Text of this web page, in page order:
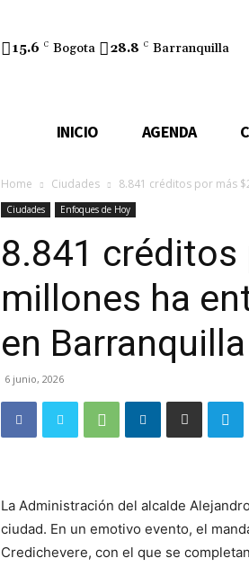
15.6 C Bogota 28.8 C Barranquilla
INICIO AGENDA
Home Ciudades 8.841 créditos por más
Ciudades Enfoques de Hoy
8.841 créditos
millones ha
en Barranquilla
6 junio, 2026
La Administración del alcalde
ciudad. En un emotivo evento, el
Credichevere, con el que se